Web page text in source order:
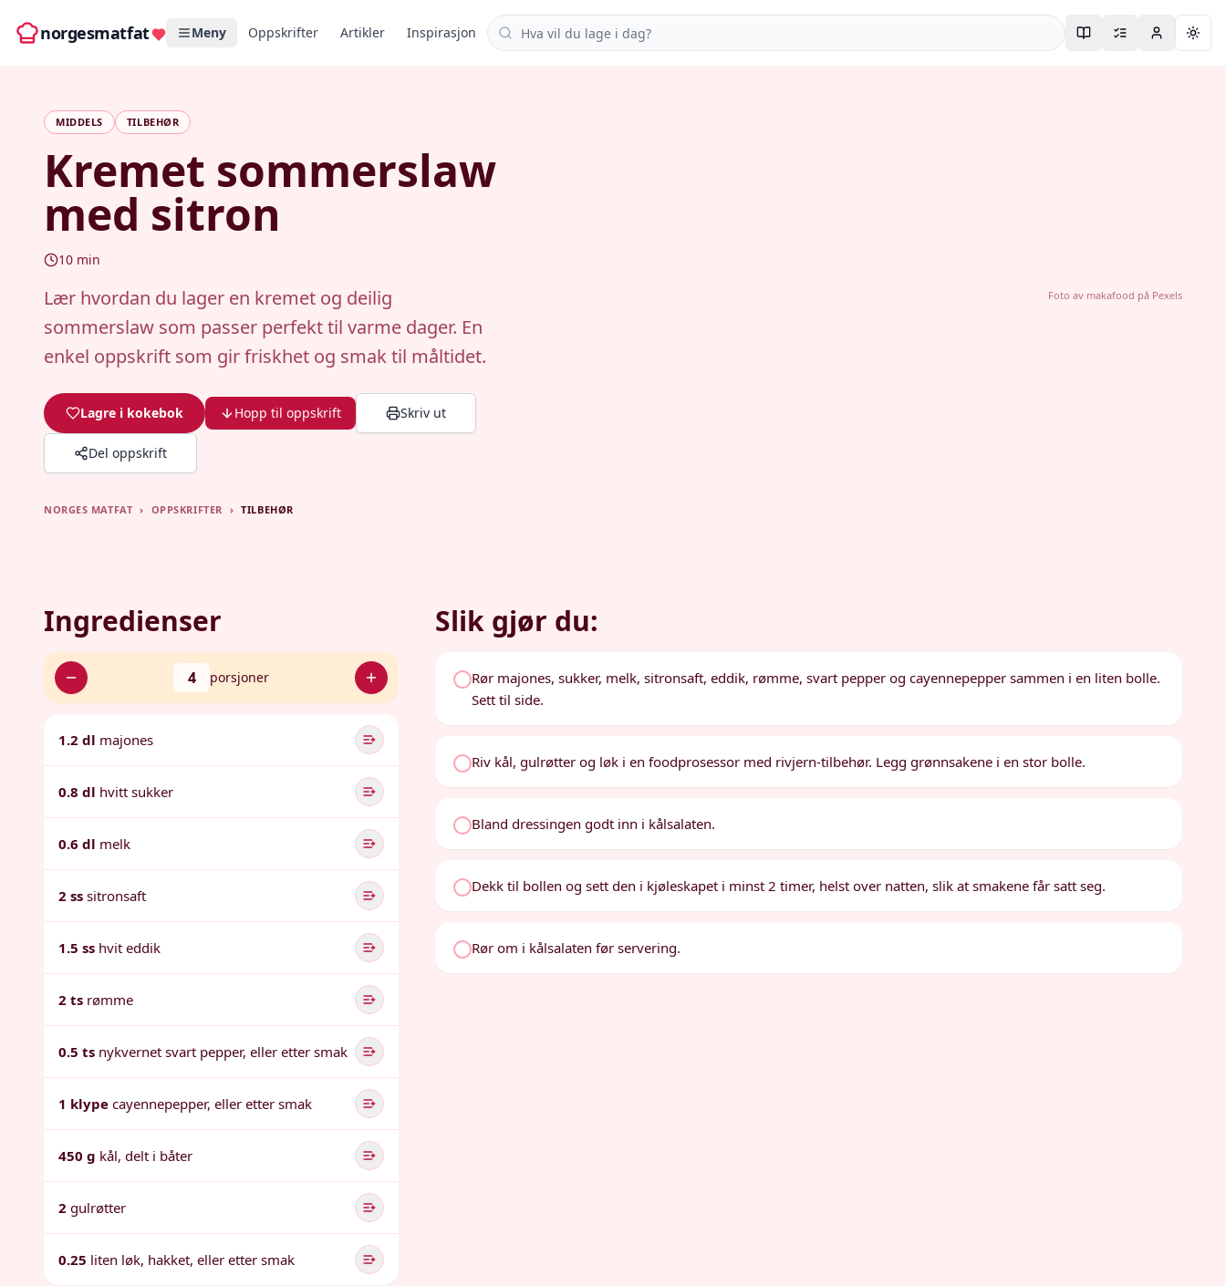
norgesmatfat Meny Oppskrifter Artikler Inspirasjon Søk i oppskrifter
MIDDELS TILBEHØR
Kremet sommerslaw
med sitron
10 min
Lær hvordan du lager en kremet og deilig
sommerslaw som passer perfekt til varme dager. En
enkel oppskrift som gir friskhet og smak til måltidet.
Lagre i kokebok Hopp til oppskrift Skriv ut
Del oppskrift
Foto av makafood på Pexels
NORGES MATFAT › OPPSKRIFTER › TILBEHØR
Ingredienser
4 porsjoner
1.2 dl majones
0.8 dl hvitt sukker
0.6 dl melk
2 ss sitronsaft
1.5 ss hvit eddik
2 ts rømme
0.5 ts nykvernet svart pepper, eller etter smak
1 klype cayennepepper, eller etter smak
450 g kål, delt i båter
2 gulrøtter
0.25 liten løk, hakket, eller etter smak
Slik gjør du:
Rør majones, sukker, melk, sitronsaft, eddik, rømme, svart pepper og cayennepepper sammen i en liten bolle.
Sett til side.
Riv kål, gulrøtter og løk i en foodprosessor med rivjern-tilbehør. Legg grønnsakene i en stor bolle.
Bland dressingen godt inn i kålsalaten.
Dekk til bollen og sett den i kjøleskapet i minst 2 timer, helst over natten, slik at smakene får satt seg.
Rør om i kålsalaten før servering.